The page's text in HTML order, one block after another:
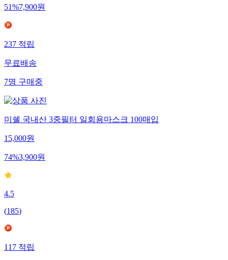
51%7,900원
237 적립
무료배송
7명 구매중
미쉘 국내산 3중필터 일회용마스크 100매입
15,000원
74%3,900원
4.5
(185)
117 적립